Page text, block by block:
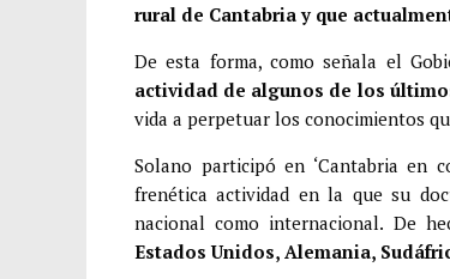
r
rural de Cantabria y que
De esta forma, como señala el
actividad de algunos de los
vida a perpetuar los conocimientos
Solano participó en ‘Cantabria en
frenética actividad en la que su
nacional como internacional. De
Estados Unidos, Alemania,